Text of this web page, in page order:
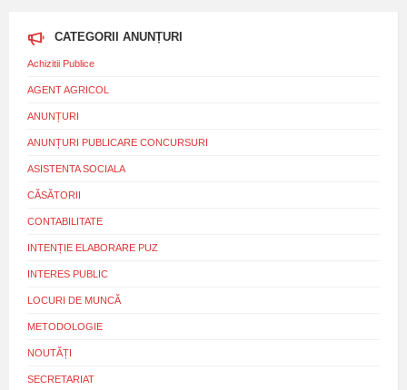
CATEGORII ANUNȚURI
Achizitii Publice
AGENT AGRICOL
ANUNȚURI
ANUNȚURI PUBLICARE CONCURSURI
ASISTENTA SOCIALA
CĂSĂTORII
CONTABILITATE
INTENȚIE ELABORARE PUZ
INTERES PUBLIC
LOCURI DE MUNCĂ
METODOLOGIE
NOUTĂȚI
SECRETARIAT